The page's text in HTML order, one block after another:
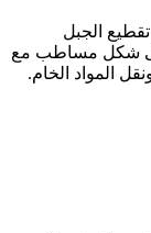
الجبل
شكل مساطب مع
المواد الخام.